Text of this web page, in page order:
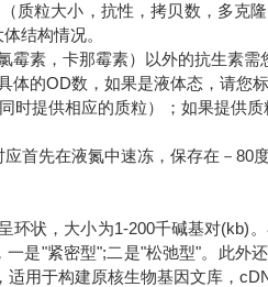
质粒大小，抗性，拷贝数，多克
结构情况。
素，卡那霉素）以外的抗生素需
的OD数，如果是液体态，请您标
时提供相应的质粒）；如果提供
首先在液氮中速冻，保存在－80
状，大小为1-200千碱基对(kb)
是"紧密型";二是"松弛型"。此外
用于构建原核生物基因文库，